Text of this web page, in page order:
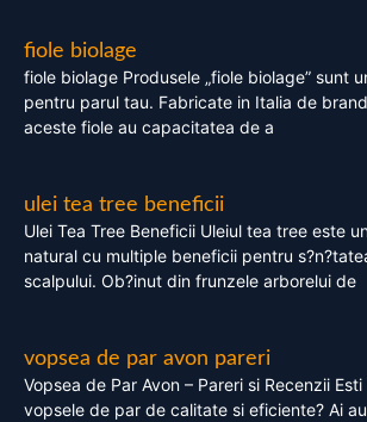
fiole biolage
fiole biolage Produsele „fiole biolage” sunt
pentru parul tau. Fabricate in Italia de
aceste fiole au capacitatea de a
ulei tea tree beneficii
Ulei Tea Tree Beneficii Uleiul tea tree este
natural cu multiple beneficii pentru
scalpului. Ob?inut din frunzele arborelui de
vopsea de par avon pareri
Vopsea de Par Avon – Pareri si Recenzii
vopsele de par de calitate si eficiente? Ai